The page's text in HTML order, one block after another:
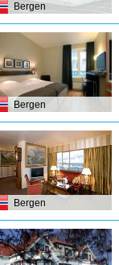
Bergen
Bergen
Bergen